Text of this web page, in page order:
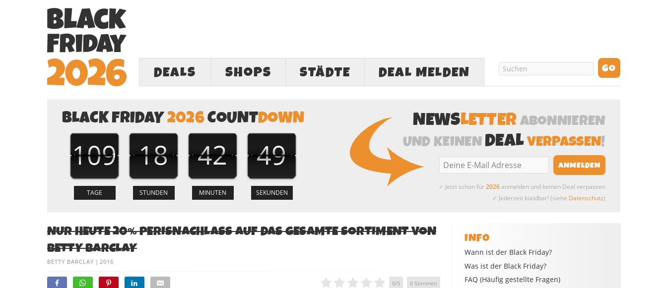
DEALS SHOPS STÄDTE DEAL MELDEN
BLACK FRIDAY2026COUNTDOWN
109 18 42 48
NEWSLETTERABONNIEREN
UND KEINENDEALVERPASSEN!
✓ Jetzt schon für2026anmelden und keinen Deal verpassen
✓ Jederzeit kündbar! (siehe Datenschutz)
NUR HEUTE 20% PERISNACHLASS AUF DAS GESAMTE SORTIMENT VON
BETTY BARCLAY
BETTY BARCLAY | 2016
0/5 0Stimmen
INFO
Wann ist der Black Friday?
Was ist der Black Friday?
FAQ (Häufig gestellte Fragen)